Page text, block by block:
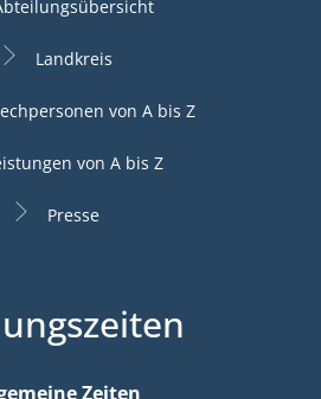
Landkreis
von A bis Z
von A bis Z
Presse
Zeiten